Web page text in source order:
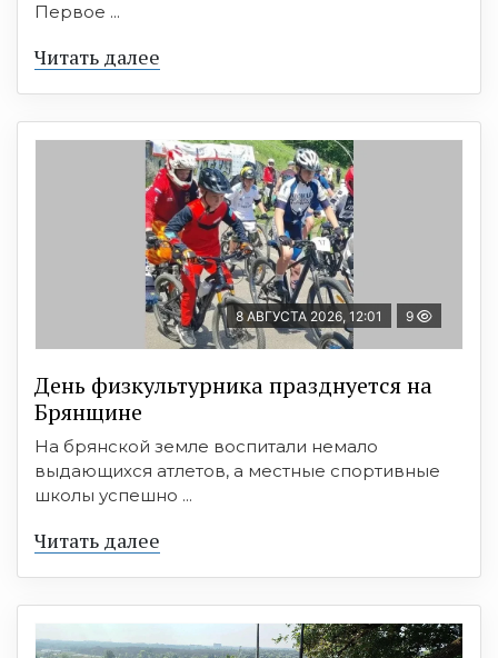
Первое ...
Читать далее
8 АВГУСТА 2026, 12:01 9
День физкультурника празднуется на
Брянщине
На брянской земле воспитали немало
выдающихся атлетов, а местные спортивные
школы успешно ...
Читать далее